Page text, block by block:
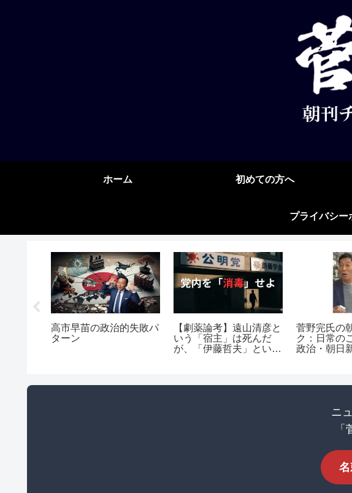
ホーム 初めての方へ
プライバシー
高市早苗の政治的失敗パ
ターン
【劇薬論考】遠山清彦と
いう「宿主」は死んだ
が、「伊藤哲夫」という
菅野完氏の
ク：日常の
政治・朝日
ニ